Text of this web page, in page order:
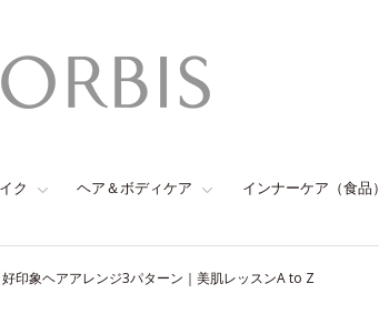
ク ヘア＆ボディケア インナーケア（食品）
印象ヘアアレンジ3パターン｜美肌レッスンA to Z